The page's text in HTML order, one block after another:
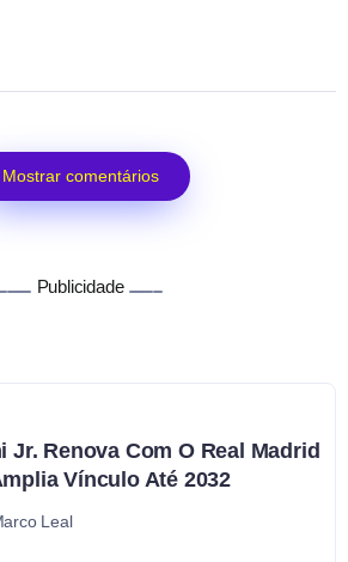
Mostrar comentários
Publicidade
Jr. Renova Com O Real Madrid
Vínculo Até 2032
Leal